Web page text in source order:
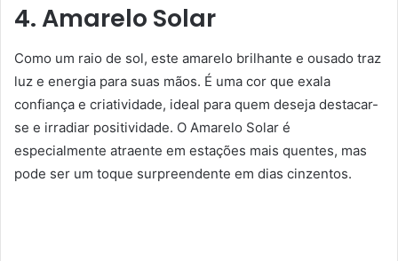
4. Amarelo Solar
Como um raio de sol, este amarelo brilhante e ousado traz
luz e energia para suas mãos. É uma cor que exala
confiança e criatividade, ideal para quem deseja destacar-
se e irradiar positividade. O Amarelo Solar é
especialmente atraente em estações mais quentes, mas
pode ser um toque surpreendente em dias cinzentos.